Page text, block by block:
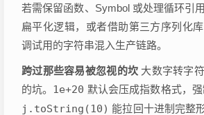
若需保留函数、Symbol 或处理循环引
扁平化逻辑，或者借助第三方序列化
调试用的字符串混入生产链路。
跨过那些容易被忽视的坎 大数字转字
的坑。 1e+20 默认会压成指数格式，
j.toString(10) 能拉回十进制完整